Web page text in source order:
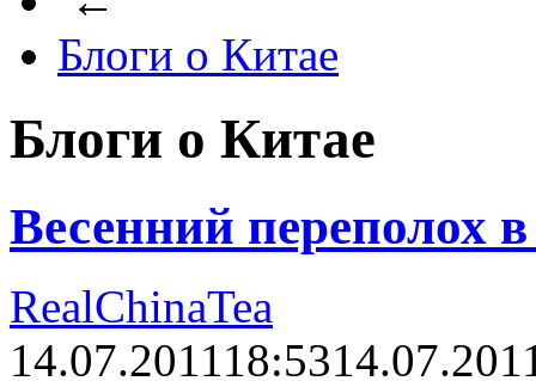
Блоги о Китае
Блоги о Китае
Весенний переполох
RealChinaTea
14.07.201118:53